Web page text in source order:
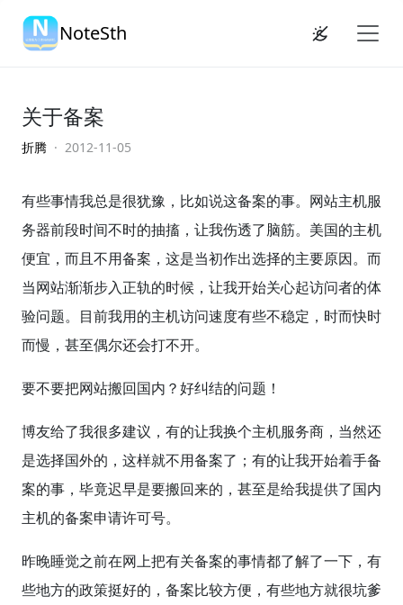
NoteSth
关于备案
折腾 · 2012-11-05
有些事情我总是很犹豫，比如说这备案的事。网站主机服
务器前段时间不时的抽搐，让我伤透了脑筋。美国的主机
便宜，而且不用备案，这是当初作出选择的主要原因。而
当网站渐渐步入正轨的时候，让我开始关心起访问者的体
验问题。目前我用的主机访问速度有些不稳定，时而快时
而慢，甚至偶尔还会打不开。
要不要把网站搬回国内？好纠结的问题！
博友给了我很多建议，有的让我换个主机服务商，当然还
是选择国外的，这样就不用备案了；有的让我开始着手备
案的事，毕竟迟早是要搬回来的，甚至是给我提供了国内
主机的备案申请许可号。
昨晚睡觉之前在网上把有关备案的事情都了解了一下，有
些地方的政策挺好的，备案比较方便，有些地方就很坑爹